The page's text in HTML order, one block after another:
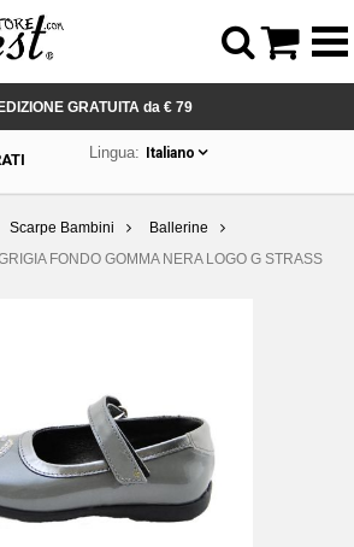
GRATUITA da € 79
Lingua: Italiano
Scarpe Bambini
Ballerine
FONDO GOMMA NERA LOGO G STRASS
 